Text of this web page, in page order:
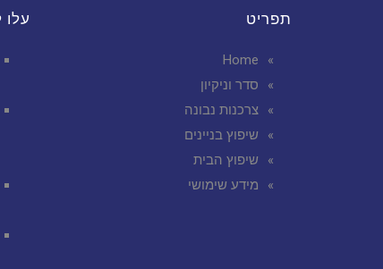
תפריט
Home
סדר וניקיון
צרכנות נבונה
שיפוץ בניינים
שיפוץ הבית
מידע שימושי